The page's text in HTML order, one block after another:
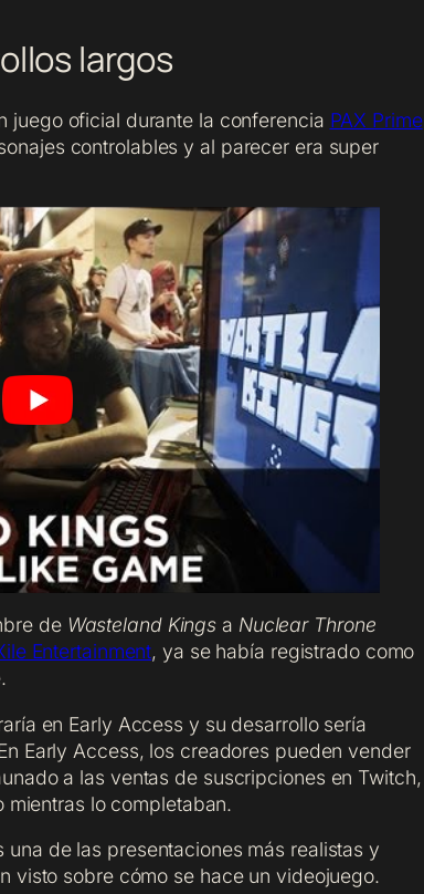
largos
juego oficial durante la conferencia PAX Prime
controlables y al parecer era super
de Wasteland Kings a Nuclear Throne
Entertainment, ya se había registrado como
en Early Access y su desarrollo sería
Early Access, los creadores pueden vender
a las ventas de suscripciones en Twitch,
lo completaban.
una de las presentaciones más realistas y
visto sobre cómo se hace un videojuego.